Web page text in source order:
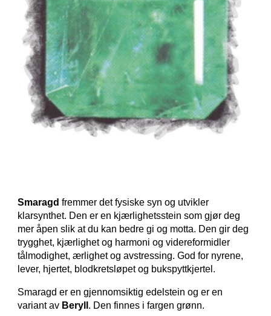
Smaragd fremmer det fysiske syn og utvikler
klarsynthet. Den er en kjærlighetsstein som gjør deg
mer åpen slik at du kan bedre gi og motta. Den gir deg
trygghet, kjærlighet og harmoni og videreformidler
tålmodighet, ærlighet og avstressing. God for nyrene,
lever, hjertet, blodkretsløpet og bukspyttkjertel.
Smaragd er en gjennomsiktig edelstein og er en
variant av Beryll . Den finnes i fargen grønn.